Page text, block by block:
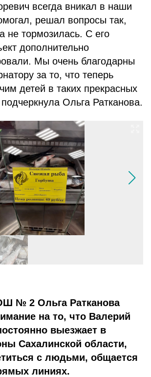
всегда вникал в наши
решал вопросы так,
не тормозилась. С его
дополнительно
Мы очень благодарны
за то, что теперь
детей в таких прекрасных
Ольга Ратканова.
№ 2 Ольга Ратканова
на то, что Валерий
выезжает в
Сахалинской области,
с людьми, общается
линиях.